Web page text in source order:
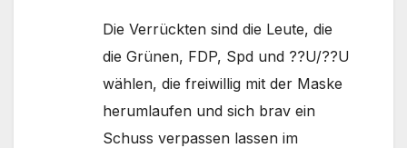
Die Verrückten sind die Leute, die
die Grünen, FDP, Spd und ??U/??U
wählen, die freiwillig mit der Maske
herumlaufen und sich brav ein
Schuss verpassen lassen im